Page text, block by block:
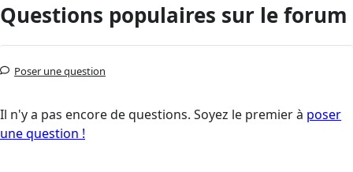
Questions populaires sur le forum
Poser une question
Il n'y a pas encore de questions. Soyez le premier à poser
une question !